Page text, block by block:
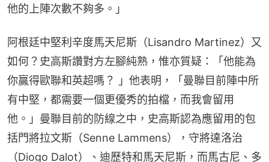
他的上陣次數不夠多。」
阿根廷中堅利辛度馬天尼斯（Lisandro Martinez）又
如何？史高斯讚對方左腳純熟，惟亦質疑：「他能為
你贏得歐聯和英超嗎？ 」他表明，「曼聯目前陣中所
有中堅，都需要一個更優秀的拍檔，而我會留用
他。」曼聯目前的防線之中，史高斯認為應留用的包
括門將拉文斯（Senne Lammens），守將達洛治
（Diogo Dalot）、迪歷特和馬天尼斯，而馬古尼、多